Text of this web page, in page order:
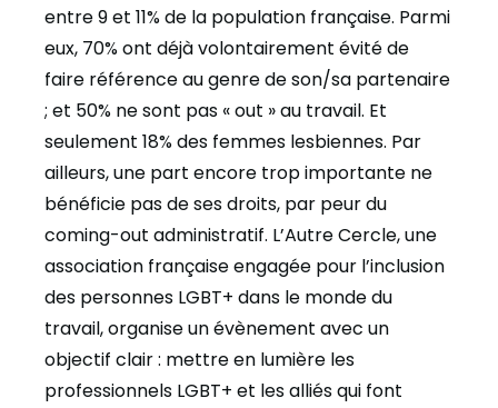
entre 9 et 11% de la population française. Parmi
eux, 70% ont déjà volontairement évité de
faire référence au genre de son/sa partenaire
; et 50% ne sont pas « out » au travail. Et
seulement 18% des femmes lesbiennes. Par
ailleurs, une part encore trop importante ne
bénéficie pas de ses droits, par peur du
coming-out administratif. L’Autre Cercle, une
association française engagée pour l’inclusion
des personnes LGBT+ dans le monde du
travail, organise un évènement avec un
objectif clair : mettre en lumière les
professionnels LGBT+ et les alliés qui font